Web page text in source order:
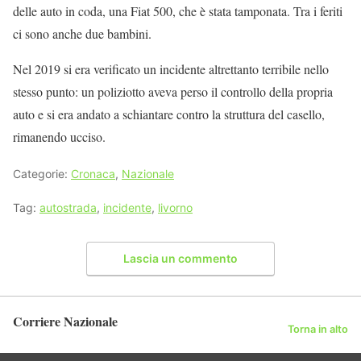
delle auto in coda, una Fiat 500, che è stata tamponata. Tra i feriti
ci sono anche due bambini.
Nel 2019 si era verificato un incidente altrettanto terribile nello
stesso punto: un poliziotto aveva perso il controllo della propria
auto e si era andato a schiantare contro la struttura del casello,
rimanendo ucciso.
Categorie: Cronaca, Nazionale
Tag: autostrada, incidente, livorno
Lascia un commento
Corriere Nazionale Torna in alto